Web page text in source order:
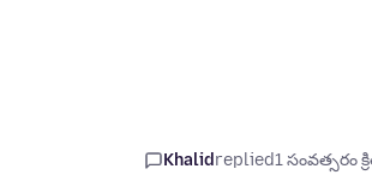
Khalidreplied1 సంవత్సరం